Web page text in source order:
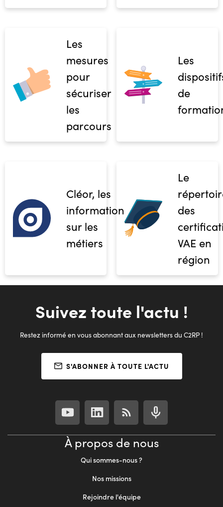
Les
mesures
pour
sécuriser
les
parcours
Les
de
Cléor, les
informations
sur les
métiers
Le
des
VAE en
région
Suivez toute l'actu !
Restez informé en vous abonnant aux newsletters du C2RP !
S'ABONNER À TOUTE L'ACTU
À propos de nous
Qui sommes-nous ?
Nos missions
Rejoindre l'équipe